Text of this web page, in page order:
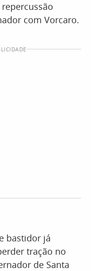
com Vorcaro.
bastidor já
tração no
de Santa